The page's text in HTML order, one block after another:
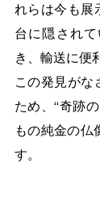
れらは今も展
台に隠され
き、輸送に便
この発見がな
ため、“奇跡
もの純金の仏
す。